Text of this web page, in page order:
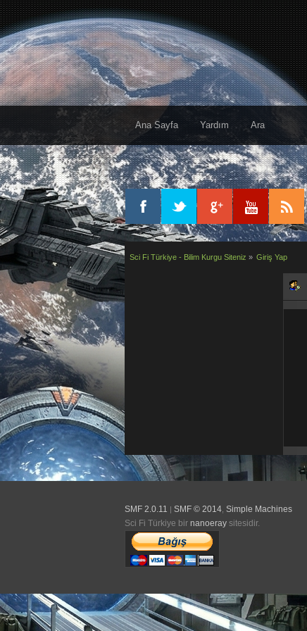
Ana Sayfa Yardım Ara
Sci Fi Türkiye - Bilim Kurgu Siteniz » Giriş Yap
SMF 2.0.11 | SMF © 2014 Simple Machines
Sci Fi Türkiye bir nanoeray sitesidir.